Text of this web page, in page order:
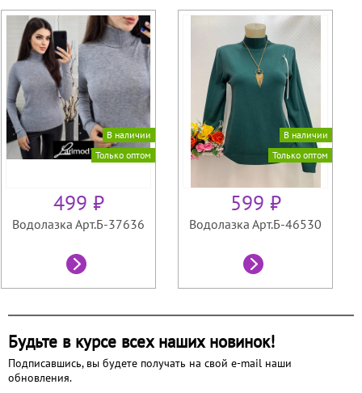
В наличии
Только оптом
499 ₽
Водолазка Арт.Б-37636
В наличии
Только оптом
599 ₽
Водолазка Арт.Б-46530
Будьте в курсе всех наших новинок!
Подписавшись, вы будете получать на свой e-mail наши
обновления.